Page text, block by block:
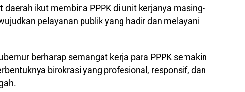
daerah ikut membina PPPK di unit kerjanya masing-
pelayanan publik yang hadir dan melayani
berharap semangat kerja para PPPK semakin
birokrasi yang profesional, responsif, dan